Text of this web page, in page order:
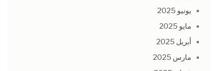
يونيو 2025
مايو 2025
أبريل 2025
مارس 2025